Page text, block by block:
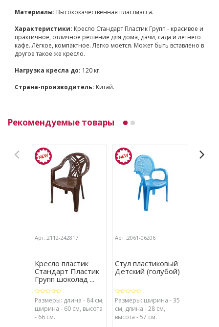
Материалы: Высококачественная пластмасса.
Характеристики: Кресло Стандарт Пластик Групп - красивое и
практичное, отличное решение для дома, дачи, сада и летнего
кафе. Лёгкое, компактное. Легко моется. Может быть вставлено в
другое такое же кресло.
Нагрузка кресла до: 120 кг.
Страна-производитель: Китай.
Рекомендуемые товары
Арт.:2112-242817
Кресло пластик
Стандарт Пластик
Групп шоколад ...
Размеры: длина - 84 см,
ширина - 60 см, высота
- 66 см.
Арт.:2061-06206
Стул пластиковый
Детский (голубой)
Размеры: ширина - 35
см, длина - 28 см,
высота - 57 см.